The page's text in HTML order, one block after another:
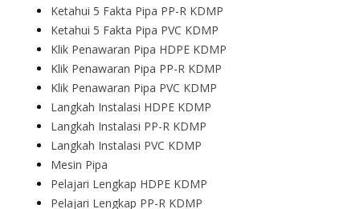
Ketahui 5 Fakta Pipa PP-R KDMP
Ketahui 5 Fakta Pipa PVC KDMP
Klik Penawaran Pipa HDPE KDMP
Klik Penawaran Pipa PP-R KDMP
Klik Penawaran Pipa PVC KDMP
Langkah Instalasi HDPE KDMP
Langkah Instalasi PP-R KDMP
Langkah Instalasi PVC KDMP
Mesin Pipa
Pelajari Lengkap HDPE KDMP
Pelajari Lengkap PP-R KDMP